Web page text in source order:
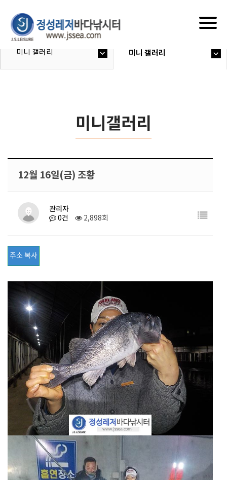
미니 갤러리 미니 갤러리
미니갤러리
12월 16일(금) 조황
관리자
0건 2,898회
주소 복사